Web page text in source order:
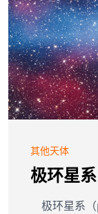
其他天体
极环星系
极环星系